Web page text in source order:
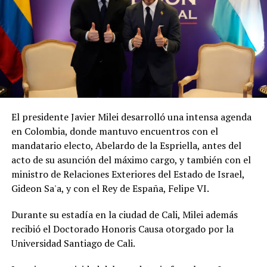
El presidente Javier Milei desarrolló una intensa agenda
en Colombia, donde mantuvo encuentros con el
mandatario electo, Abelardo de la Espriella, antes del
acto de su asunción del máximo cargo, y también con el
ministro de Relaciones Exteriores del Estado de Israel,
Gideon Sa'a, y con el Rey de España, Felipe VI.
Durante su estadía en la ciudad de Cali, Milei además
recibió el Doctorado Honoris Causa otorgado por la
Universidad Santiago de Cali.